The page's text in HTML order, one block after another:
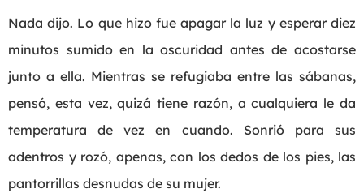
Nada dijo. Lo que hizo fue apagar la luz y esperar diez
minutos sumido en la oscuridad antes de acostarse
junto a ella. Mientras se refugiaba entre las sábanas,
pensó, esta vez, quizá tiene razón, a cualquiera le da
temperatura de vez en cuando. Sonrió para sus
adentros y rozó, apenas, con los dedos de los pies, las
pantorrillas desnudas de su mujer.